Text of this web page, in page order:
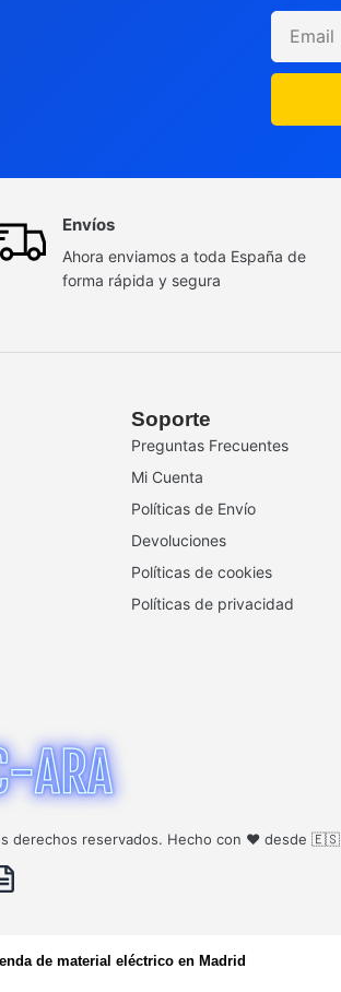
Envíos
Ahora enviamos a toda España de
forma rápida y segura
Soporte
Preguntas Frecuentes
Mi Cuenta
Políticas de Envío
Devoluciones
Políticas de cookies
Políticas de privacidad
derechos reservados. Hecho con ❤️ desde 🇪🇸
de material eléctrico en Madrid